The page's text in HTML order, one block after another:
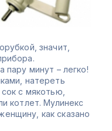
значит,
пару минут – легко!
натереть
с мякотью,
котлет. Мулинекс
как сказано